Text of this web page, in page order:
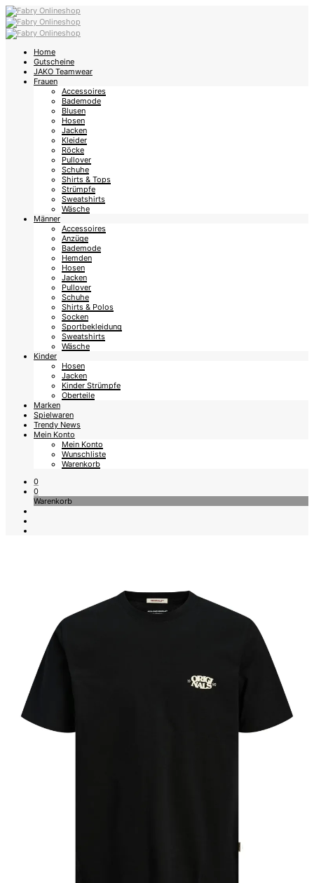
Home
Gutscheine
JAKO Teamwear
Frauen
Accessoires
Bademode
Blusen
Hosen
Jacken
Kleider
Röcke
Pullover
Schuhe
Shirts & Tops
Strümpfe
Sweatshirts
Wäsche
Männer
Accessoires
Anzüge
Bademode
Hemden
Hosen
Jacken
Pullover
Schuhe
Shirts & Polos
Socken
Sportbekleidung
Sweatshirts
Wäsche
Kinder
Hosen
Jacken
Kinder Strümpfe
Oberteile
Marken
Spielwaren
Trendy News
Mein Konto
Mein Konto
Wunschliste
Warenkorb
0
0
Warenkorb